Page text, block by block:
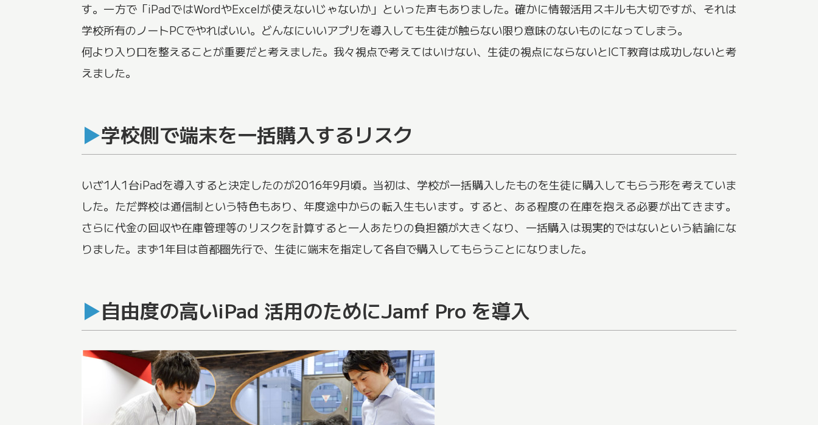
す。一方で「iPadではWordやExcelが使えないじゃないか」といった声もありました。確かに情報活用スキルも大切ですが、それは
学校所有のノートPCでやればいい。どんなにいいアプリを導入しても生徒が触らない限り意味のないものになってしまう。
何より入り口を整えることが重要だと考えました。我々視点で考えてはいけない、生徒の視点にならないとICT教育は成功しないと考
えました。
学校側で端末を一括購入するリスク
いざ1人1台iPadを導入すると決定したのが2016年9月頃。当初は、学校が一括購入したものを生徒に購入してもらう形を考えていま
した。ただ弊校は通信制という特色もあり、年度途中からの転入生もいます。すると、ある程度の在庫を抱える必要が出てきます。
さらに代金の回収や在庫管理等のリスクを計算すると一人あたりの負担額が大きくなり、一括購入は現実的ではないという結論にな
りました。まず1年目は首都圏先行で、生徒に端末を指定して各自で購入してもらうことになりました。
自由度の高いiPad 活用のためにJamf Pro を導入